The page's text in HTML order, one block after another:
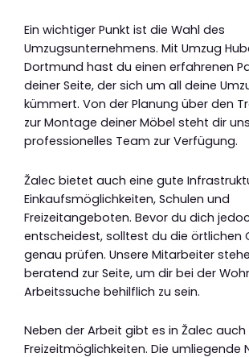
Ein wichtiger Punkt ist die Wahl des
Umzugsunternehmens. Mit Umzug
Dortmund hast du einen erfahrenen
deiner Seite, der sich um all deine
kümmert. Von der Planung über den
zur Montage deiner Möbel steht dir
professionelles Team zur Verfügung.
Žalec bietet auch eine gute
Einkaufsmöglichkeiten, Schulen und
Freizeitangeboten. Bevor du dich
entscheidest, solltest du die örtlichen
genau prüfen. Unsere Mitarbeiter
beratend zur Seite, um dir bei der
Arbeitssuche behilflich zu sein.
Neben der Arbeit gibt es in Žalec auch
Freizeitmöglichkeiten. Die umliegende